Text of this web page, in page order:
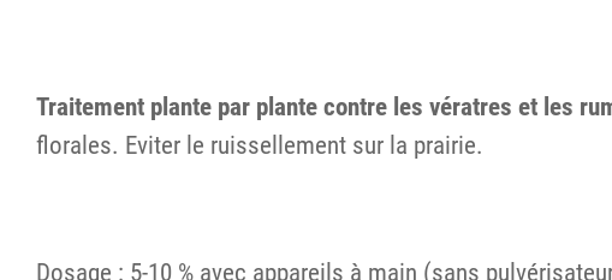
Traitement plante par plante contre les vératres et les
florales. Eviter le ruissellement sur la prairie.
Dosage : 5-10 % avec appareils à main (sans